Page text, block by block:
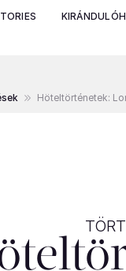
Höteltörténetek: